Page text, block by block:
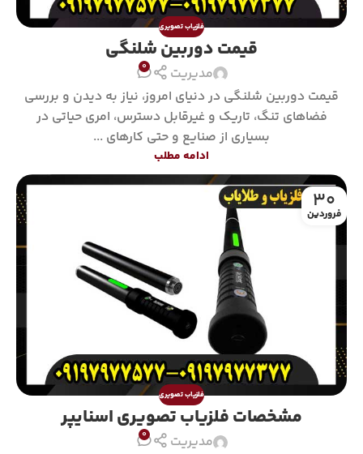
فلزیاب تصویری
قیمت دوربین شلنگی
مدیریت 0
قیمت دوربین شلنگی در دنیای امروز، نیاز به دیدن و بررسی
فضاهای تنگ، تاریک و غیرقابل دسترس، امری حیاتی در
بسیاری از صنایع و حتی کارهای ...
ادامه مطلب
30
فروردین
فلزیاب تصویری
مشخصات فلزیاب تصویری اسنایپر
مدیریت 0